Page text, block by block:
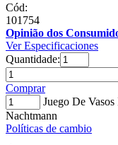
Cód:
101754
Opinião dos
Ver Especificaciones
Quantidade:
Comprar
Juego De
Nachtmann
Políticas de cambio